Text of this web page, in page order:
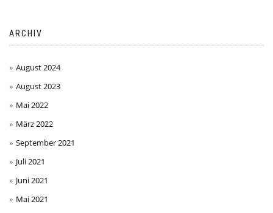
ARCHIV
August 2024
August 2023
Mai 2022
März 2022
September 2021
Juli 2021
Juni 2021
Mai 2021